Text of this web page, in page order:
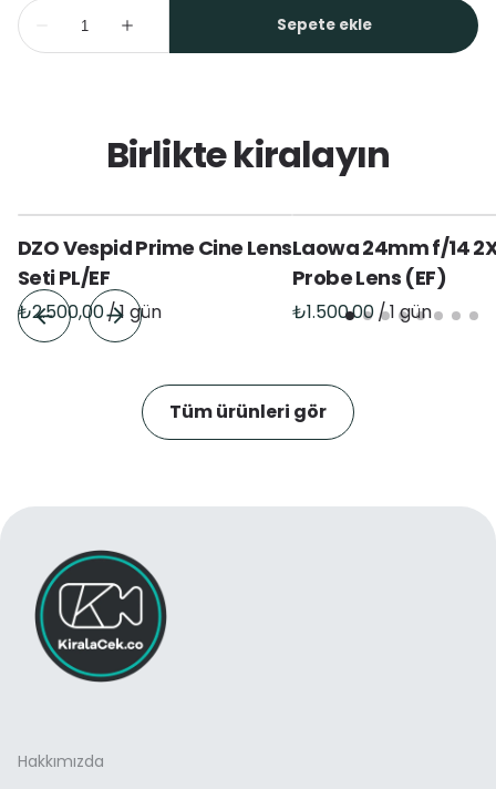
Birlikte kiralayın
DZO Vespid Prime Cine Lens
Seti PL/EF
/
Laowa 24mm f/14
Probe Lens (EF)
/
Tüm ürünleri gör
Hakkımızda